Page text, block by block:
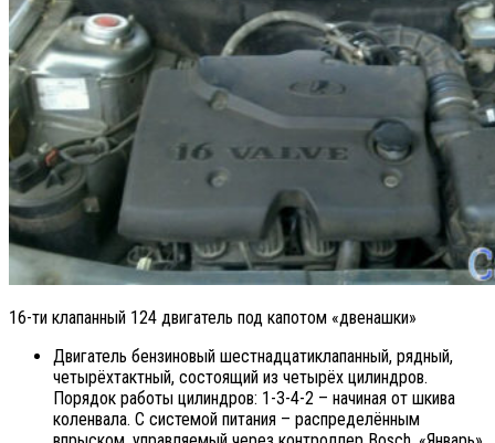
16-ти клапанный 124 двигатель под капотом «двенашки»
Двигатель бензиновый шестнадцатиклапанный, рядный,
четырёхтактный, состоящий из четырёх цилиндров.
Порядок работы цилиндров: 1-3-4-2 – начиная от шкива
коленвала. С системой питания – распределённым